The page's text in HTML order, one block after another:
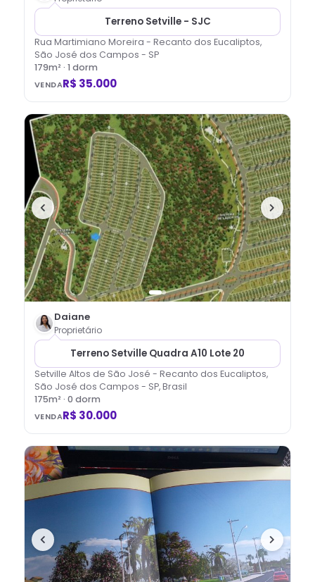
Terreno Setville - SJC
Rua Martimiano Moreira - Recanto dos Eucaliptos,
São José dos Campos - SP
179m² · 1 dorm
VENDAR$ 35.000
Daiane
Proprietário
Terreno Setville Quadra A10 Lote 20
Setville Altos de São José - Recanto dos Eucaliptos,
São José dos Campos - SP, Brasil
175m² · 0 dorm
VENDAR$ 30.000